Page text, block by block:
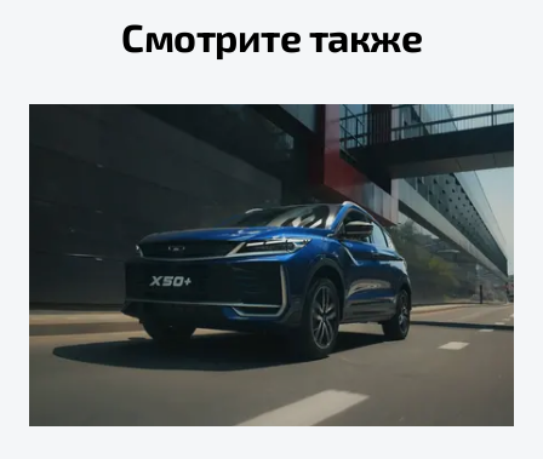
Смотрите также